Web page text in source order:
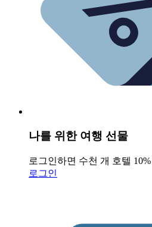
나를 위한 여행 선물
로그인하면 수천 개 호텔
로그인